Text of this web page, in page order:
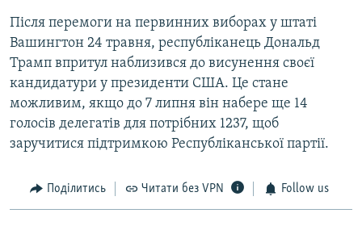
Після перемоги на первинних виборах у штаті
Вашингтон 24 травня, республіканець Дональд
Трамп впритул наблизився до висунення своєї
кандидатури у президенти США. Це стане
можливим, якщо до 7 липня він набере ще 14
голосів делегатів для потрібних 1237, щоб
заручитися підтримкою Республіканської партії.
Поділитись Читати без VPN Follow us